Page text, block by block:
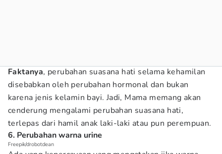
Faktanya, perubahan suasana hati selama kehamilan
disebabkan oleh perubahan hormonal dan bukan
karena jenis kelamin bayi. Jadi, Mama memang akan
cenderung mengalami perubahan suasana hati,
terlepas dari hamil anak laki-laki atau pun perempuan.
6. Perubahan warna urine
Freepik/drobotdean